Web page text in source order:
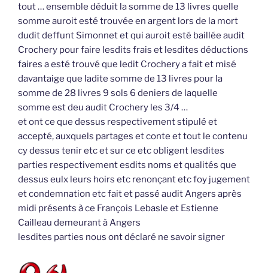
tout … ensemble déduit la somme de 13 livres quelle
somme auroit esté trouvée en argent lors de la mort
dudit deffunt Simonnet et qui auroit esté baillée audit
Crochery pour faire lesdits frais et lesdites déductions
faires a esté trouvé que ledit Crochery a fait et misé
davantaige que ladite somme de 13 livres pour la
somme de 28 livres 9 sols 6 deniers de laquelle
somme est deu audit Crochery les 3/4 …
et ont ce que dessus respectivement stipulé et
accepté, auxquels partages et conte et tout le contenu
cy dessus tenir etc et sur ce etc obligent lesdites
parties respectivement esdits noms et qualités que
dessus eulx leurs hoirs etc renonçant etc foy jugement
et condemnation etc fait et passé audit Angers après
midi présents à ce François Lebasle et Estienne
Cailleau demeurant à Angers
lesdites parties nous ont déclaré ne savoir signer